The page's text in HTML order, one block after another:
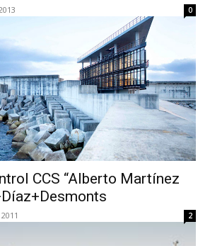
0
CCS “Alberto Martínez
2